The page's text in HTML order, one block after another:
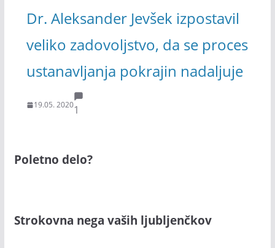
Dr. Aleksander Jevšek izpostavil
veliko zadovoljstvo, da se proces
ustanavljanja pokrajin nadaljuje
19.05. 20201
Poletno delo?
Strokovna nega vaših ljubljenčkov